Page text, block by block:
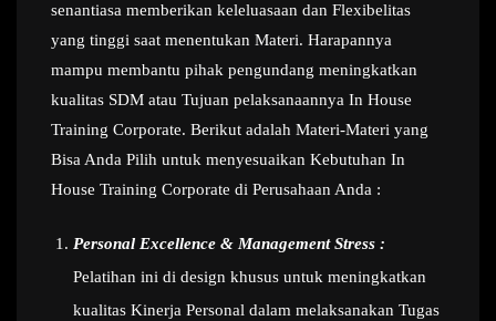
senantiasa memberikan keleluasaan dan Flexibelitas
yang tinggi saat menentukan Materi. Harapannya
mampu membantu pihak pengundang meningkatkan
kualitas SDM atau Tujuan pelaksanaannya In House
Training Corporate. Berikut adalah Materi-Materi yang
Bisa Anda Pilih untuk menyesuaikan Kebutuhan In
House Training Corporate di Perusahaan Anda :
Personal Excellence & Management Stress :
Pelatihan ini di design khusus untuk meningkatkan
kualitas Kinerja Personal dalam melaksanakan Tugas